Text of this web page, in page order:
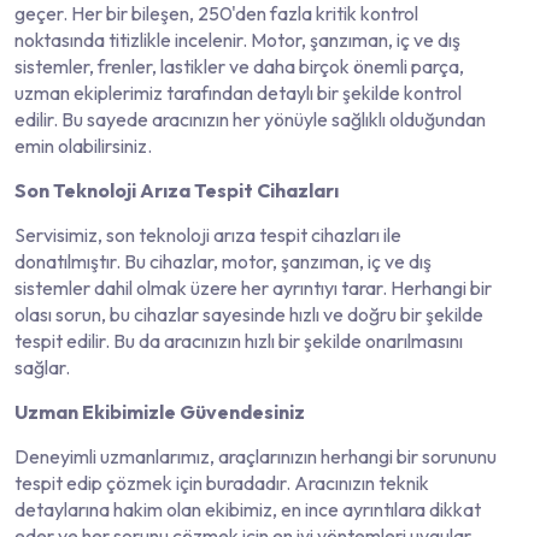
geçer. Her bir bileşen, 250'den fazla kritik kontrol
noktasında titizlikle incelenir. Motor, şanzıman, iç ve dış
sistemler, frenler, lastikler ve daha birçok önemli parça,
uzman ekiplerimiz tarafından detaylı bir şekilde kontrol
edilir. Bu sayede aracınızın her yönüyle sağlıklı olduğundan
emin olabilirsiniz.
Son Teknoloji Arıza Tespit Cihazları
Servisimiz, son teknoloji arıza tespit cihazları ile
donatılmıştır. Bu cihazlar, motor, şanzıman, iç ve dış
sistemler dahil olmak üzere her ayrıntıyı tarar. Herhangi bir
olası sorun, bu cihazlar sayesinde hızlı ve doğru bir şekilde
tespit edilir. Bu da aracınızın hızlı bir şekilde onarılmasını
sağlar.
Uzman Ekibimizle Güvendesiniz
Deneyimli uzmanlarımız, araçlarınızın herhangi bir sorununu
tespit edip çözmek için buradadır. Aracınızın teknik
detaylarına hakim olan ekibimiz, en ince ayrıntılara dikkat